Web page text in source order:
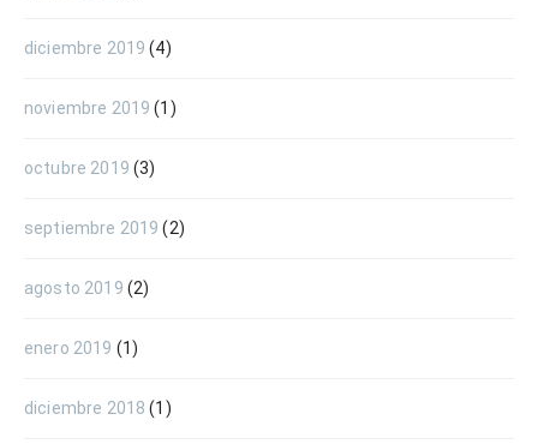
diciembre 2019 (4)
noviembre 2019 (1)
octubre 2019 (3)
septiembre 2019 (2)
agosto 2019 (2)
enero 2019 (1)
diciembre 2018 (1)